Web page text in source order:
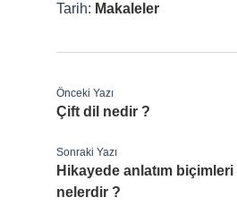
Tarih: Makaleler
Önceki Yazı
Çift dil nedir ?
Sonraki Yazı
Hikayede anlatım
nelerdir ?